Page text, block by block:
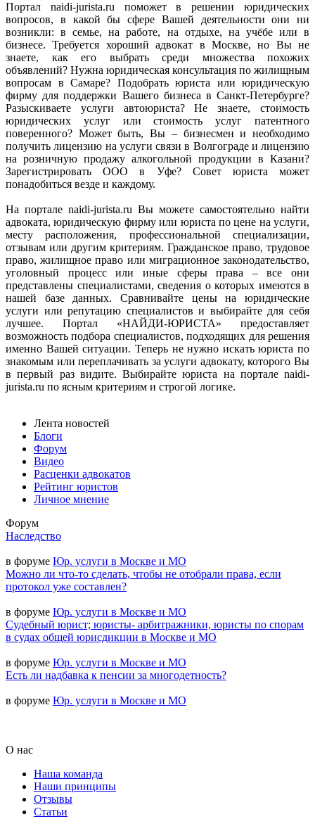
Портал naidi-jurista.ru поможет в решении юридических
вопросов, в какой бы сфере Вашей деятельности они ни
возникли: в семье, на работе, на отдыхе, на учёбе или в
бизнесе. Требуется хороший адвокат в Москве, но Вы не
знаете, как его выбрать среди множества похожих
объявлений? Нужна юридическая консультация по жилищным
вопросам в Самаре? Подобрать юриста или юридическую
фирму для поддержки Вашего бизнеса в Санкт-Петербурге?
Разыскиваете услуги автоюриста? Не знаете, стоимость
юридических услуг или стоимость услуг патентного
поверенного? Может быть, Вы – бизнесмен и необходимо
получить лицензию на услуги связи в Волгограде и лицензию
на розничную продажу алкогольной продукции в Казани?
Зарегистрировать ООО в Уфе? Совет юриста может
понадобиться везде и каждому.
На портале naidi-jurista.ru Вы можете самостоятельно найти
адвоката, юридическую фирму или юриста по цене на услуги,
месту расположения, профессиональной специализации,
отзывам или другим критериям. Гражданское право, трудовое
право, жилищное право или миграционное законодательство,
уголовный процесс или иные сферы права – все они
представлены специалистами, сведения о которых имеются в
нашей базе данных. Сравнивайте цены на юридические
услуги или репутацию специалистов и выбирайте для себя
лучшее. Портал «НАЙДИ-ЮРИСТА» предоставляет
возможность подбора специалистов, подходящих для решения
именно Вашей ситуации. Теперь не нужно искать юриста по
знакомым или переплачивать за услуги адвокату, которого Вы
в первый раз видите. Выбирайте юриста на портале naidi-
jurista.ru по ясным критериям и строгой логике.
Лента новостей
Блоги
Форум
Видео
Расценки адвокатов
Рейтинг юристов
Личное мнение
Форум
Наследство
в форуме Юр. услуги в Москве и МО
Можно ли что-то сделать, чтобы не отобрали права, если
протокол уже составлен?
в форуме Юр. услуги в Москве и МО
Судебный юрист; юристы- арбитражники, юристы по спорам
в судах общей юрисдикции в Москве и МО
в форуме Юр. услуги в Москве и МО
Есть ли надбавка к пенсии за многодетность?
в форуме Юр. услуги в Москве и МО
О нас
Наша команда
Наши принципы
Отзывы
Статьи